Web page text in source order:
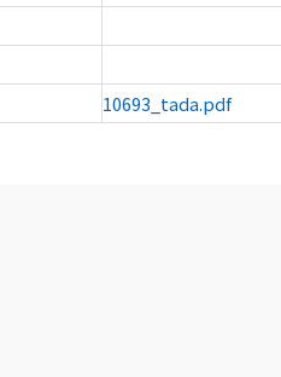
10693_tada.pdf